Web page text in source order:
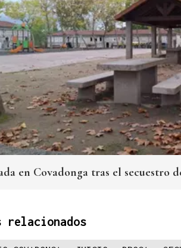
en Covadonga tras el secuestro
relacionados